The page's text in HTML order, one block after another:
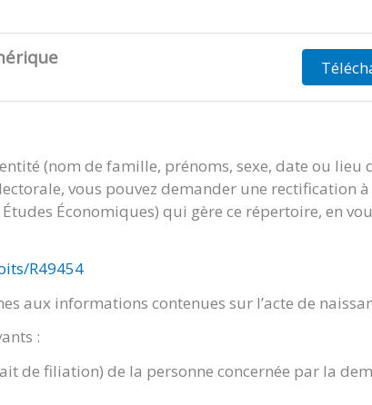
(nom de famille, prénoms, sexe, date ou lieu
vous pouvez demander une rectification à
Économiques) qui gère ce répertoire, en
R49454
aux informations contenues sur l’acte de
:
de filiation) de la personne concernée par la